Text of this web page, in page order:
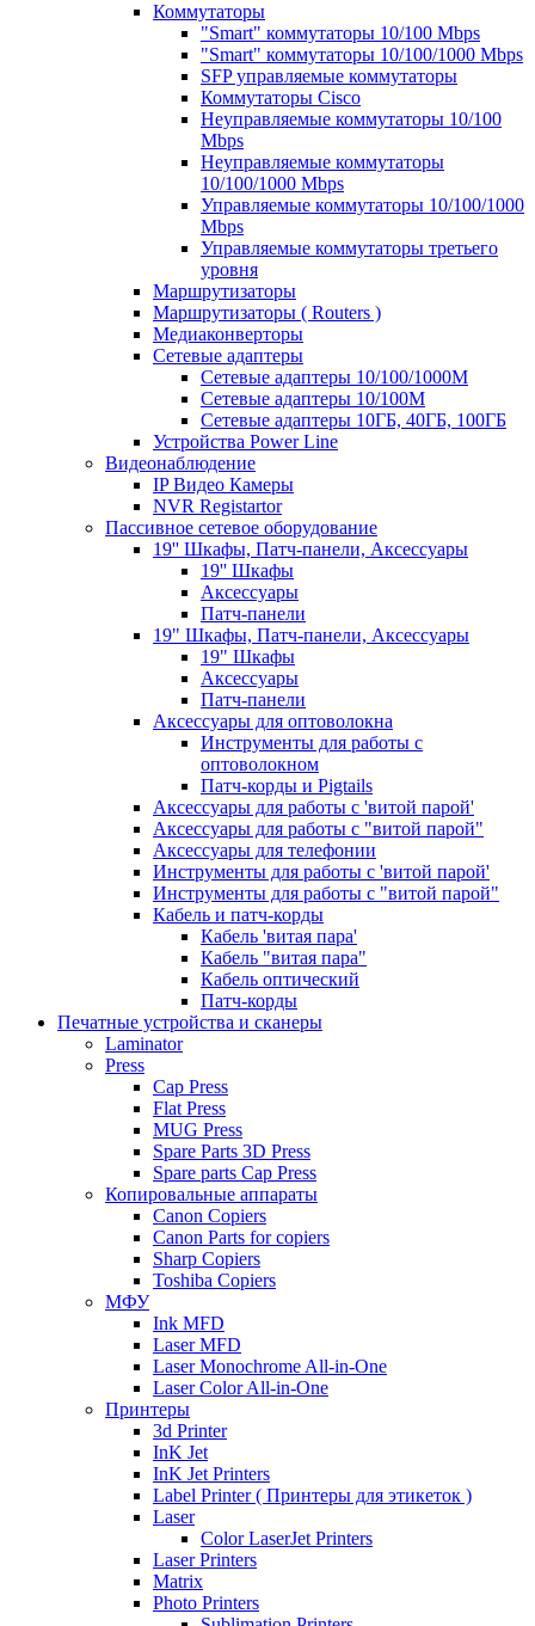
Коммутаторы
"Smart" коммутаторы 10/100 Mbps
"Smart" коммутаторы 10/100/1000 Mbps
SFP управляемые коммутаторы
Коммутаторы Cisco
Неуправляемые коммутаторы 10/100
Mbps
Неуправляемые коммутаторы
10/100/1000 Mbps
Управляемые коммутаторы 10/100/1000
Mbps
Управляемые коммутаторы третьего
уровня
Маршрутизаторы
Маршрутизаторы ( Routers )
Медиаконверторы
Сетевые адаптеры
Сетевые адаптеры 10/100/1000М
Сетевые адаптеры 10/100M
Сетевые адаптеры 10ГБ, 40ГБ, 100ГБ
Устройства Power Line
Видеонаблюдение
IP Видео Камеры
NVR Registartor
Пассивное сетевое оборудование
19'' Шкафы, Патч-панели, Аксессуары
19'' Шкафы
Аксессуары
Патч-панели
19" Шкафы, Патч-панели, Аксессуары
19" Шкафы
Аксессуары
Патч-панели
Аксессуары для оптоволокна
Инструменты для работы с
оптоволокном
Патч-корды и Pigtails
Аксессуары для работы с 'витой парой'
Аксессуары для работы с "витой парой"
Аксессуары для телефонии
Инструменты для работы с 'витой парой'
Инструменты для работы с "витой парой"
Кабель и патч-корды
Кабель 'витая пара'
Кабель "витая пара"
Кабель оптический
Патч-корды
Печатные устройства и сканеры
Laminator
Press
Cap Press
Flat Press
MUG Press
Spare Parts 3D Press
Spare parts Cap Press
Копировальные аппараты
Canon Copiers
Canon Parts for copiers
Sharp Copiers
Toshiba Copiers
МФУ
Ink MFD
Laser MFD
Laser Monochrome All-in-One
Laser Color All-in-One
Принтеры
3d Printer
InK Jet
InK Jet Printers
Label Printer ( Принтеры для этикеток )
Laser
Color LaserJet Printers
Laser Printers
Matrix
Photo Printers